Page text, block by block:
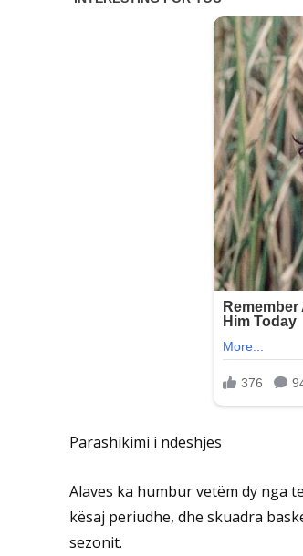
Parashikimi i ndeshjes
Alaves ka humbur vetëm dy nga
kësaj periudhe, dhe skuadra
sezonit.